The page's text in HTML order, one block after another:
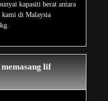
kapasiti berat antara
di Malaysia
lif